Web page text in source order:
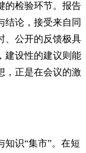
的检验环节。报告
结论，接受来自同
、公开的反馈极具
建设性的建议则能
，正是在会议的激
知识“集市”。在短